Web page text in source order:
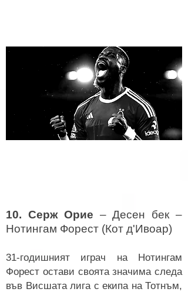
10. Серж Орие – Десен бек –
Нотингам Форест (Кот д'Ивоар)
31-годишният играч на Нотингам
Форест остави своята значима следа
във Висшата лига с екипа на Тотнъм,